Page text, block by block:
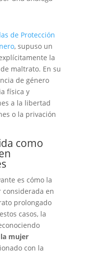
de Protección
, supuso un
la
maltrato. En su
de género
física y
a la libertad
o la privación
como
es cómo la
en
prolongado
casos, la
mujer
con la